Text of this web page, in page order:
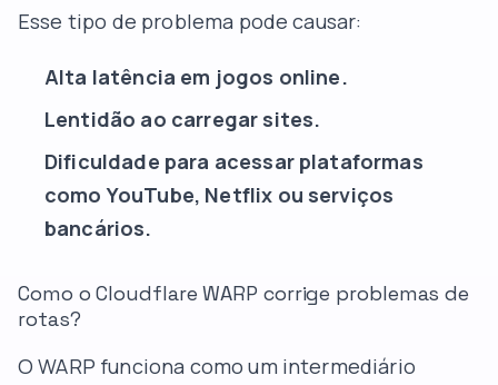
Esse tipo de problema pode causar:
Alta latência em jogos online.
Lentidão ao carregar sites.
Dificuldade para acessar plataformas
como YouTube, Netflix ou serviços
bancários.
Como o Cloudflare WARP corrige problemas de
rotas?
O WARP funciona como um intermediário